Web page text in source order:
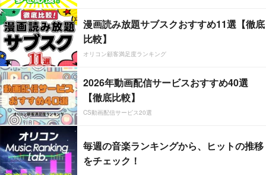
漫画読み放題サブスクおすすめ11選【徹底
比較】
オリコン顧客満足度ランキング
2026年動画配信サービスおすすめ40選
【徹底比較】
CS動画配信サービス20選
毎週の音楽ランキングから、ヒットの推移
をチェック！